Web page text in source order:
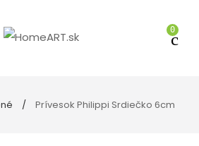
0
Prívesok Philippi Srdiečko 6cm